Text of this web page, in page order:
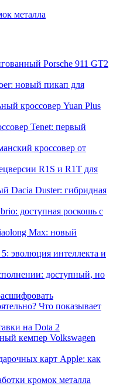
металла
Porsche 911 GT2
новый пикап для
кроссовер Yuan Plus
Tenet: первый
кроссовер от
R1S и R1T для
Dacia Duster: гибридная
доступная роскошь с
Max: новый
эволюция интеллекта и
доступный, но
Что показывает
на Dota 2
кемпер Volkswagen
карт Apple: как
кромок металла